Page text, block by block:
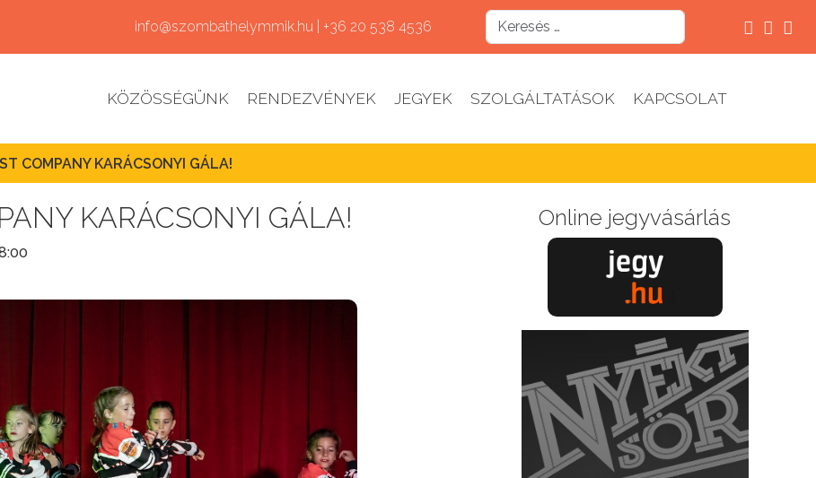
info@szombathelymmik.hu | +36 20 538 4536
KÖZÖSSÉGÜNK RENDEZVÉNYEK JEGYEK SZOLGÁLTATÁSOK KAPCSOLAT
COMPANY KARÁCSONYI GÁLA!
KARÁCSONYI GÁLA! Online jegyvásárlás